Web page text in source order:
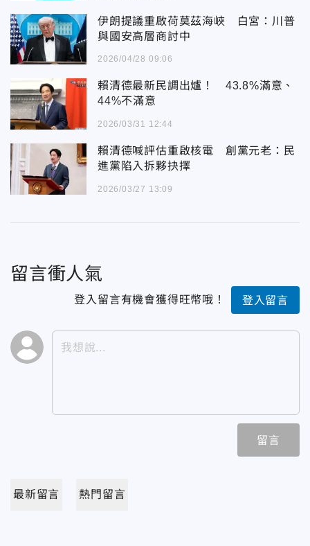
伊朗提議重啟荷莫茲海峽 白宮：川普
與國安高層商討中
2026/04/28 09:06
賴清德最新民調出爐！ 43.8%滿意、
44%不滿意
2026/03/31 12:44
賴清德喊評估重啟核電 創黨元老：民
進黨陷入拆夥抉擇
2026/03/27 13:09
留言衝人氣
登入留言有機會獲得旺幣哦！ 登入留言
留言
最新留言 熱門留言